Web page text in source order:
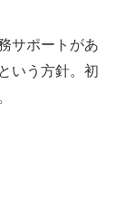
サポートがあ
いう方針。初